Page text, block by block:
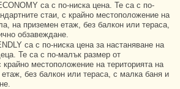
са с по-ниска цена. Те са с по-
стаи, с крайно местоположение на
на приземен етаж, без балкон или тераса,
обзавеждане.
са с по-ниска цена за настаняване на
Те са с по-малък размер от
крайно местоположение на територията на
без балкон или тераса, с малка баня и